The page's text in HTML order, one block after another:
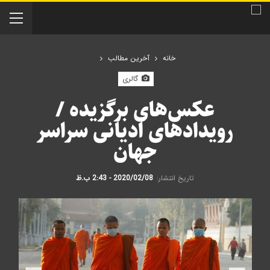
خانه
آخرین مطالب
گالری
عکس‌های برگزیده /
رویدادهای ادیانی سراسر
جهان
تاریخ انتشار: 2020/02/08 - 2:43 ب.ظ